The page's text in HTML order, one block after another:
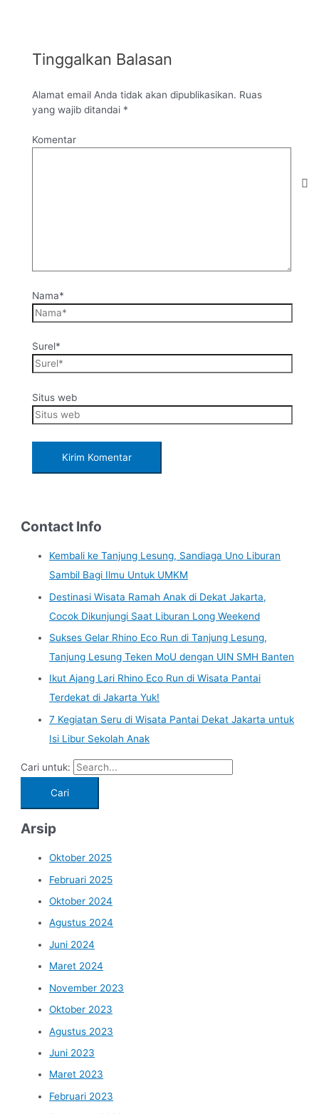
Tinggalkan Balasan
Alamat email Anda tidak akan dipublikasikan. Ruas
yang wajib ditandai *
Komentar
Nama*
Surel*
Situs web
Contact Info
Kembali ke Tanjung Lesung, Sandiaga Uno Liburan
Sambil Bagi Ilmu Untuk UMKM
Destinasi Wisata Ramah Anak di Dekat Jakarta,
Cocok Dikunjungi Saat Liburan Long Weekend
Sukses Gelar Rhino Eco Run di Tanjung Lesung,
Tanjung Lesung Teken MoU dengan UIN SMH Banten
Ikut Ajang Lari Rhino Eco Run di Wisata Pantai
Terdekat di Jakarta Yuk!
7 Kegiatan Seru di Wisata Pantai Dekat Jakarta untuk
Isi Libur Sekolah Anak
Cari untuk:
Arsip
Oktober 2025
Februari 2025
Oktober 2024
Agustus 2024
Juni 2024
Maret 2024
November 2023
Oktober 2023
Agustus 2023
Juni 2023
Maret 2023
Februari 2023